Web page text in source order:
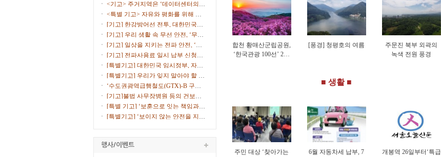
<기고> 주거지역은 ‘데이터센터의
부...
<특별 기고> 자유와 평화를 위해 함
께...
[기고] 한강방어선 전투, 대한민국을
지켜낸 ...
[기고] 우리 생활 속 무선 안전, ‘무선
국 허...
[기고] 일상을 지키는 전파 안전, ‘적
합성평...
[기고] 전파사용료 일시 납부 신청하
고 10% ...
[특별기고] 대한민국 임시정부, 자주
독립의 ...
[특별기고] 우리가 잊지 말아야 할 서
해수호...
‘수도권광역급행철도(GTX)-B 구로
노선 환기...
[기고]불법 사무장병원 등의 건보재
정 침해에...
[특별 기고] ‘보훈으로 잇는 책임과
통합의 ...
[특별기고] ‘보이지 않는 안전을 지키
오세요"
있습니다"
합천 황매산군립공원,
‘한국관광 100선’ 2회
[풍경] 청평호의 여름
주문진 북부 외곽의
녹색 전원 풍경
■ 생활 ■
주민 대상 ‘찾아가는
6월 자동차세 납부, 7
개봉역 26일부터‘특급